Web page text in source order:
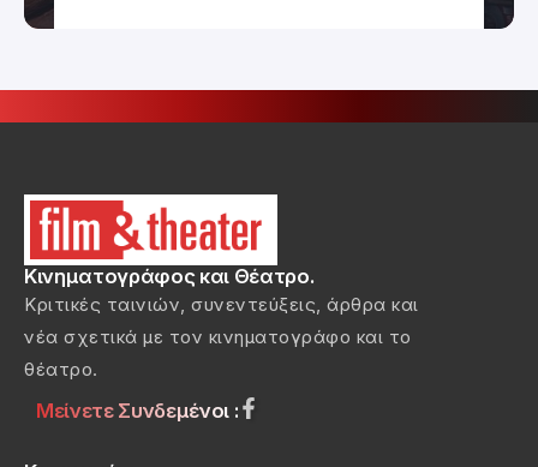
Κινηματογράφος και Θέατρο.
Κριτικές ταινιών, συνεντεύξεις, άρθρα και
νέα σχετικά με τον κινηματογράφο και το
θέατρο.
Μείνετε Συνδεμένοι :